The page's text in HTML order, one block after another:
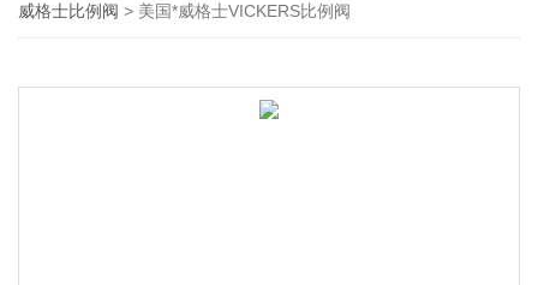
威格士比例阀 > 美国*威格士VICKERS比例阀